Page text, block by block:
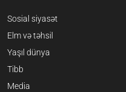
Sosial siyasət
Elm və təhsil
Yaşıl dünya
Tibb
Media